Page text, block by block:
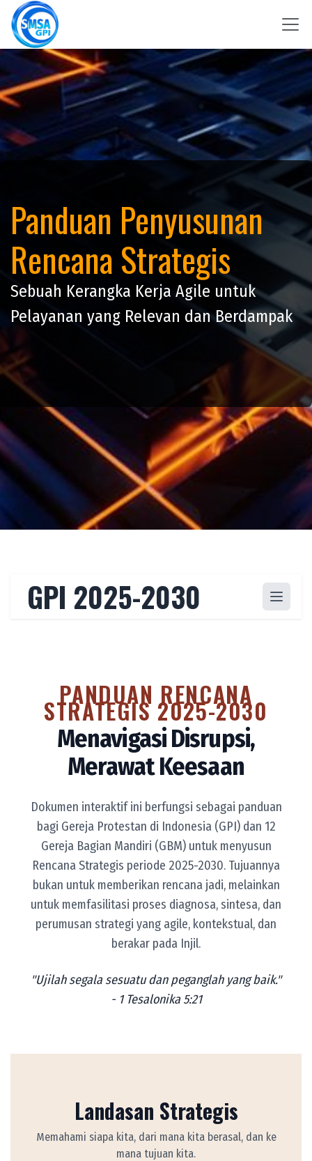
Skip to Content
Panduan Penyusunan
Rencana Strategis
Sebuah Kerangka Kerja Agile untuk
Pelayanan yang Relevan dan Berdampak
GPI 2025-2030 Buka
PANDUAN RENCANA
STRATEGIS 2025-2030
Menavigasi Disrupsi,
Merawat Keesaan
Dokumen interaktif ini berfungsi sebagai panduan
bagi Gereja Protestan di Indonesia (GPI) dan 12
Gereja Bagian Mandiri (GBM) untuk menyusun
Rencana Strategis periode 2025-2030. Tujuannya
bukan untuk memberikan rencana jadi, melainkan
untuk memfasilitasi proses diagnosa, sintesa, dan
perumusan strategi yang agile, kontekstual, dan
berakar pada Injil.
"Ujilah segala sesuatu dan peganglah yang baik."
- 1 Tesalonika 5:21
Landasan Strategis
Memahami siapa kita, dari mana kita berasal, dan ke
mana tujuan kita.